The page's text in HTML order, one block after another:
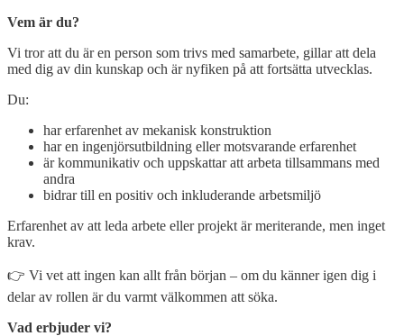
Vem är du?
Vi tror att du är en person som trivs med samarbete, gillar att dela
med dig av din kunskap och är nyfiken på att fortsätta utvecklas.
Du:
har erfarenhet av mekanisk konstruktion
har en ingenjörsutbildning eller motsvarande erfarenhet
är kommunikativ och uppskattar att arbeta tillsammans med
andra
bidrar till en positiv och inkluderande arbetsmiljö
Erfarenhet av att leda arbete eller projekt är meriterande, men inget
krav.
👉 Vi vet att ingen kan allt från början – om du känner igen dig i
delar av rollen är du varmt välkommen att söka.
Vad erbjuder vi?